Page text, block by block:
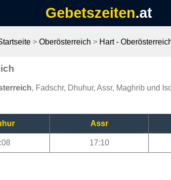
Gebetszeiten.at
> Oberösterreich > Hart -
, Fadschr, Dhuhur, Assr, Maghrib und
Assr
17:10